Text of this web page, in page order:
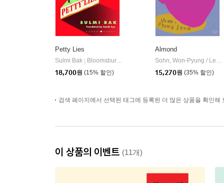
Petty Lies
Sulmi Bak
Bloomsbury Publishing PLC
18,700원 (15% 할인)
Almond
Sohn, Won-Pyung / Lee, Sandy Joosun
15,270원 (35% 할인)
검색 페이지에서 선택된 태그에 등록된 더 많은 상품을 확인해
이 상품의 이벤트 (11개)